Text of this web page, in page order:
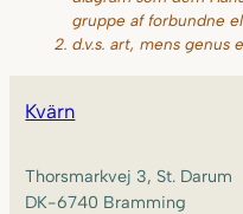
gruppe af forbundne
d.v.s. art, mensgenus
Kvärn
Thorsmarkvej 3, St. Darum
DK-6740 Bramming